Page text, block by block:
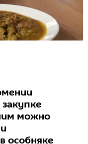
можно
особняке